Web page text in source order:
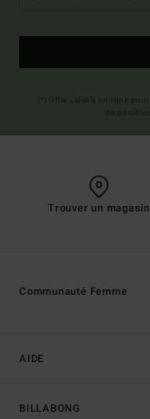
Trouver un magasin
AIDE
BILLABONG
Communauté Femme